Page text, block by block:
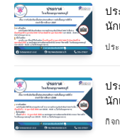
ประ
นัก
ปร
ปร
นัก
อ
กิจ